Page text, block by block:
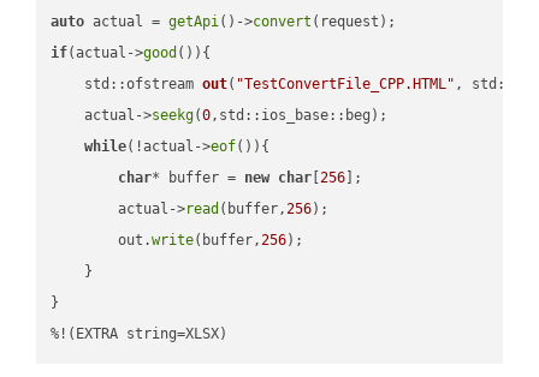
auto actual = getApi()->convert
if(actual->good ()){
std::ofstream out( "TestConvertFile_CPP.HTML" ,
    actual->
seekg(0,std::ios_base::beg);
while(!actual->eof()){
char* buffer = new char [256 ];
        actual->
read (buffer,256);
        out.
write(buffer,256);
    }
}
%!(EXTRA string=XLSX)